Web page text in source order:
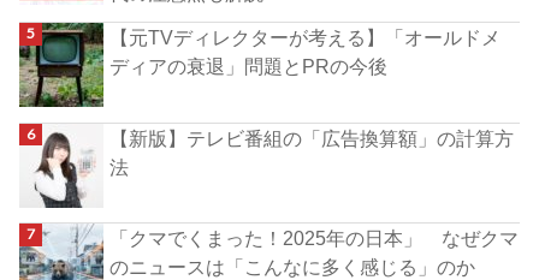
【元TVディレクターが考える】「オールドメ
ディアの衰退」問題とPRの今後
【新版】テレビ番組の「広告換算額」の計算方
法
「クマでくまった！2025年の日本」 なぜクマ
のニュースは「こんなに多く感じる」のか